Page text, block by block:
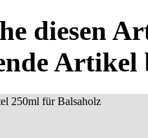
diesen
Artikel
250ml für Balsaholz